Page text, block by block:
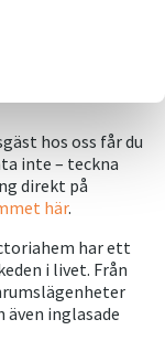
i
från norr till
gröna
hos oss får du
inte – teckna
direkt på
här.
har ett
i livet. Från
inglasade